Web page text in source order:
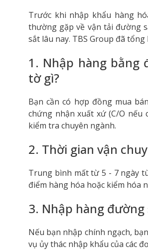
Trước khi nhập khẩu hàng
thường gặp về vận tải đường
sắt lâu nay. TBS Group đã
1. Nhập hàng bằng
tờ gì?
Bạn cần có hợp đồng mua
chứng nhận xuất xứ (C/O nếu
kiểm tra chuyên ngành.
2. Thời gian vận
Trung bình mất từ 5 - 7 ngày
điểm hàng hóa hoặc kiểm hóa
3. Nhập hàng
Nếu bạn nhập chính ngạch,
vụ ủy thác nhập khẩu của các